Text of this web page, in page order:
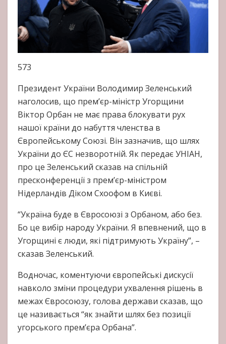
573
Президент України Володимир Зеленський
наголосив, що прем’єр-міністр Угорщини
Віктор Орбан не має права блокувати рух
нашої країни до набуття членства в
Європейському Союзі. Він зазначив, що шлях
України до ЄС незворотній. Як передає УНІАН,
про це Зеленський сказав на спільній
пресконференції з прем’єр-міністром
Нідерландів Діком Схоофом в Києві.
“Україна буде в Євросоюзі з Орбаном, або без.
Бо це вибір народу України. Я впевнений, що в
Угорщині є люди, які підтримують Україну”, –
сказав Зеленський.
Водночас, коментуючи європейські дискусії
навколо зміни процедури ухвалення рішень в
межах Євросоюзу, голова держави сказав, що
це називається “як знайти шлях без позиції
угорського прем’єра Орбана”.